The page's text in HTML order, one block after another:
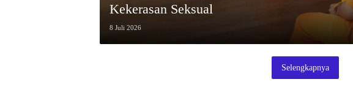
Kekerasan Seksual
8 Juli 2026
Selengkapnya